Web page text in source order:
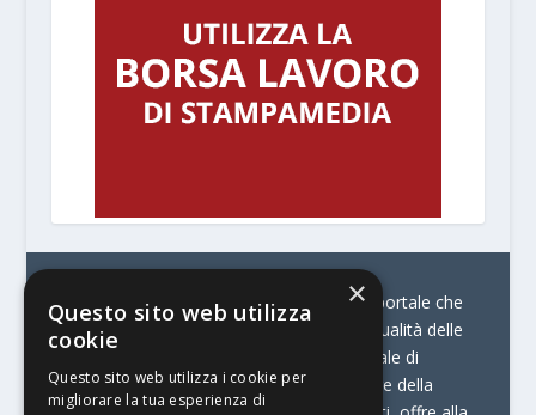
© Stratego Group –
stampamedia.net è il portale che
racconta le innovazioni tecnologiche e l’attualità delle
aziende di stampa e di converting. È il portale di
riferimento per chi opera in Italia nel settore della
×
Questo sito web utilizza
cookie
Questo sito web utilizza i cookie per
migliorare la tua esperienza di